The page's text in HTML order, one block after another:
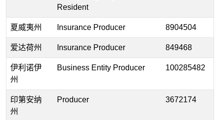
Resident
夏威夷州 Insurance Producer 8904504
爱达荷州 Insurance Producer 849468
伊利诺伊
州
Business Entity Producer 100285482
印第安纳
州
Producer 3672174